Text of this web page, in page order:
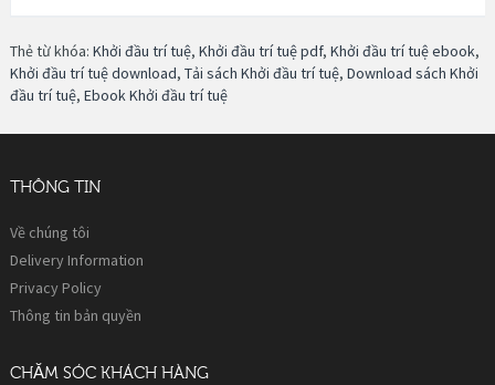
Thẻ từ khóa: Khởi đầu trí tuệ, Khởi đầu trí tuệ pdf, Khởi đầu trí tuệ ebook,
Khởi đầu trí tuệ download, Tải sách Khởi đầu trí tuệ, Download sách Khởi
đầu trí tuệ, Ebook Khởi đầu trí tuệ
THÔNG TIN
Về chúng tôi
Delivery Information
Privacy Policy
Thông tin bản quyền
CHĂM SÓC KHÁCH HÀNG